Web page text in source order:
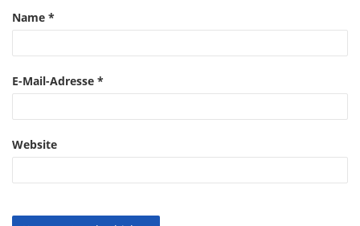
Name *
E-Mail-Adresse *
Website